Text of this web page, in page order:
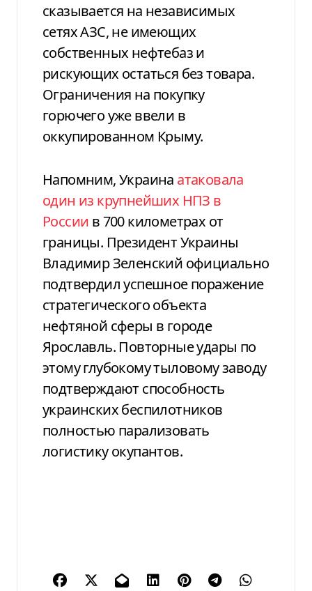
сказывается на независимых
сетях АЗС, не имеющих
собственных нефтебаз и
рискующих остаться без товара.
Ограничения на покупку
горючего уже ввели в
оккупированном Крыму.
Напомним, Украина атаковала
один из крупнейших НПЗ в
России в 700 километрах от
границы. Президент Украины
Владимир Зеленский официально
подтвердил успешное поражение
стратегического объекта
нефтяной сферы в городе
Ярославль. Повторные удары по
этому глубокому тыловому заводу
подтверждают способность
украинских беспилотников
полностью парализовать
логистику окупантов.